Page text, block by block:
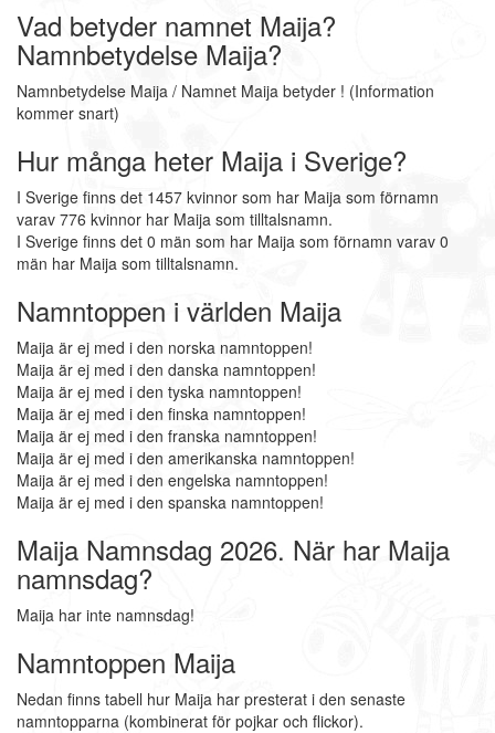
Vad betyder namnet Maija?
Namnbetydelse Maija?
Namnbetydelse Maija / Namnet Maija betyder ! (Information
kommer snart)
Hur många heter Maija i Sverige?
I Sverige finns det 1457 kvinnor som har Maija som förnamn
varav 776 kvinnor har Maija som tilltalsnamn.
I Sverige finns det 0 män som har Maija som förnamn varav 0
män har Maija som tilltalsnamn.
Namntoppen i världen Maija
Maija är ej med i den norska namntoppen!
Maija är ej med i den danska namntoppen!
Maija är ej med i den tyska namntoppen!
Maija är ej med i den finska namntoppen!
Maija är ej med i den franska namntoppen!
Maija är ej med i den amerikanska namntoppen!
Maija är ej med i den engelska namntoppen!
Maija är ej med i den spanska namntoppen!
Maija Namnsdag 2026. När har Maija
namnsdag?
Maija har inte namnsdag!
Namntoppen Maija
Nedan finns tabell hur Maija har presterat i den senaste
namntopparna (kombinerat för pojkar och flickor).